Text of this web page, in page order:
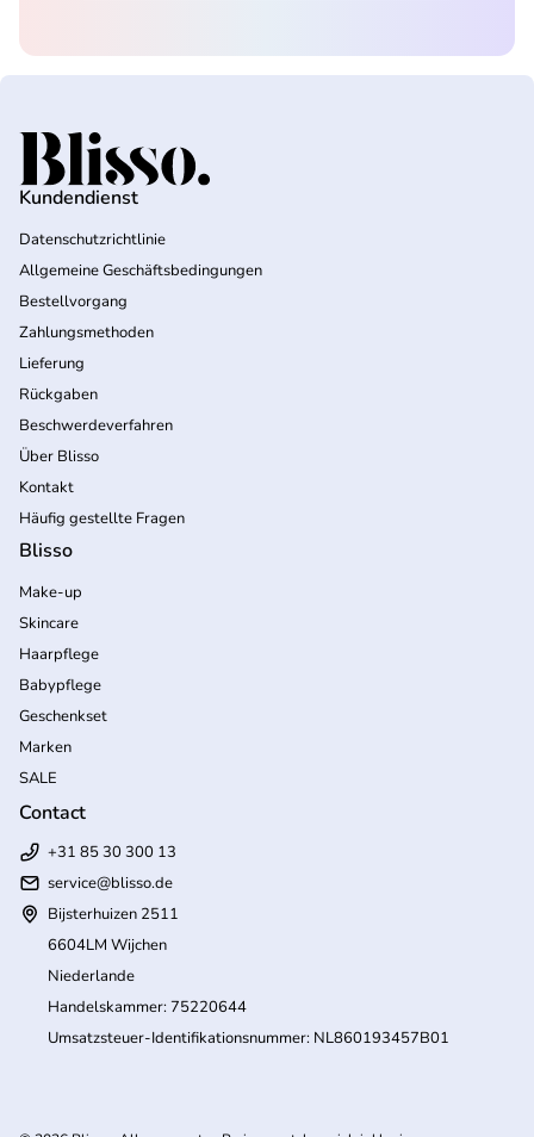
Startseite
Kundendienst
Datenschutzrichtlinie
Allgemeine Geschäftsbedingungen
Bestellvorgang
Zahlungsmethoden
Lieferung
Rückgaben
Beschwerdeverfahren
Über Blisso
Kontakt
Häufig gestellte Fragen
Blisso
Make-up
Skincare
Haarpflege
Babypflege
Geschenkset
Marken
SALE
Contact
+31 85 30 300 13
service@blisso.de
Bijsterhuizen 2511
6604LM Wijchen
Niederlande
Handelskammer: 75220644
Umsatzsteuer-Identifikationsnummer: NL860193457B01